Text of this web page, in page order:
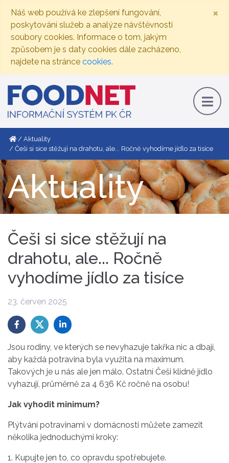
Náš web používá ke zlepšení fungování,
poskytování služeb a analýze návštěvnosti
soubory cookies. Informace o tom, jakým
způsobem je s daty cookies dále zacházeno,
najdete na stránce cookies.
×
Aktuality
Češi si sice stěžují na drahotu, ale... Ročně vyhodíme jídlo za tisíce
Aktuality
Češi si sice stěžují na
drahotu, ale... Ročně
vyhodíme jídlo za tisíce
23. červen 2025
Jsou rodiny, ve kterých se nevyhazuje takřka nic a dbají,
aby každá potravina byla využita na maximum.
Takových je u nás ale jen málo. Ostatní Češi klidně jídlo
vyhazují, průměrně za 4 636 Kč ročně na osobu!
Jak vyhodit minimum?
Plýtvání potravinami v domácnosti můžete zamezit
několika jednoduchými kroky:
1. Kupujte jen to, co opravdu spotřebujete.